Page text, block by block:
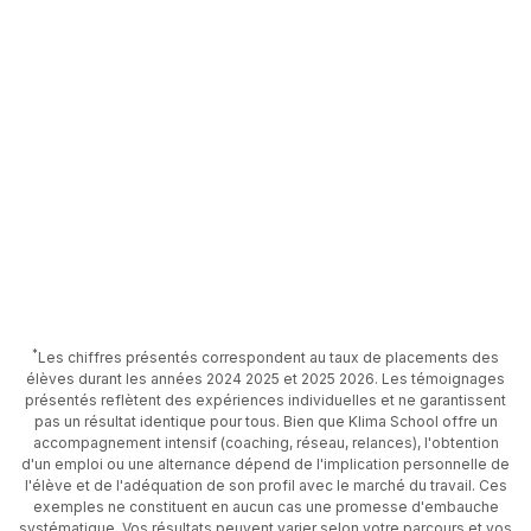
*Les chiffres présentés correspondent au taux de placements des
élèves durant les années 2024 2025 et 2025 2026. Les témoignages
présentés reflètent des expériences individuelles et ne garantissent
pas un résultat identique pour tous. Bien que Klima School offre un
accompagnement intensif (coaching, réseau, relances), l'obtention
d'un emploi ou une alternance dépend de l'implication personnelle de
l'élève et de l'adéquation de son profil avec le marché du travail. Ces
exemples ne constituent en aucun cas une promesse d'embauche